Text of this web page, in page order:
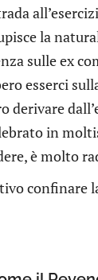
la
sulle ex
esserci
derivare
in
è molto
confinare